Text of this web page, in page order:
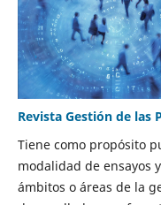
Revista Gestión de las
Tiene como propósito
modalidad de ensayos
ámbitos o áreas de la